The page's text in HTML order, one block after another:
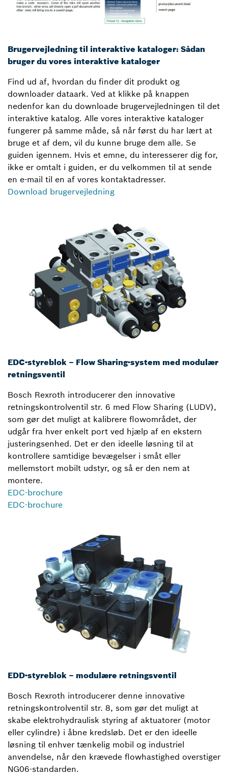
Brugervejledning til interaktive kataloger: Sådan
bruger du vores interaktive kataloger
Find ud af, hvordan du finder dit produkt og
downloader dataark. Ved at klikke på knappen
nedenfor kan du downloade brugervejledningen til det
interaktive katalog. Alle vores interaktive kataloger
fungerer på samme måde, så når først du har lært at
bruge et af dem, vil du kunne bruge dem alle. Se
guiden igennem. Hvis et emne, du interesserer dig for,
ikke er omtalt i guiden, er du velkommen til at sende
en e-mail til en af vores kontaktadresser.
Download brugervejledning
EDC-styreblok – Flow Sharing-system med modulær
retningsventil
Bosch Rexroth introducerer den innovative
retningskontrolventil str. 6 med Flow Sharing (LUDV),
som gør det muligt at kalibrere flowområdet, der
udgår fra hver enkelt port ved hjælp af en ekstern
justeringsenhed. Det er den ideelle løsning til at
kontrollere samtidige bevægelser i småt eller
mellemstort mobilt udstyr, og så er den nem at
montere.
EDC-brochure
EDC-brochure
EDD-styreblok – modulære retningsventil
Bosch Rexroth introducerer denne innovative
retningskontrolventil str. 8, som gør det muligt at
skabe elektrohydraulisk styring af aktuatorer (motor
eller cylindre) i åbne kredsløb. Det er den ideelle
løsning til enhver tænkelig mobil og industriel
anvendelse, når den krævede flowhastighed overstiger
NG06-standarden.